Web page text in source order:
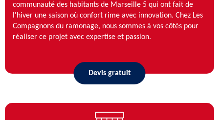
communauté des habitants de Marseille 5 qui ont fait de
l'hiver une saison où confort rime avec innovation. Chez Les
Compagnons du ramonage, nous sommes à vos côtés pour
réaliser ce projet avec expertise et passion.
Devis gratuit